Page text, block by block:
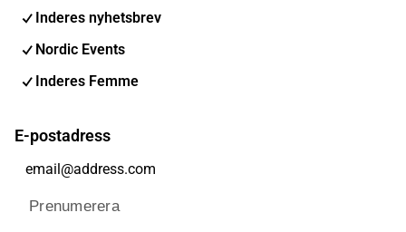
Inderes nyhetsbrev
Nordic Events
Inderes Femme
E-postadress
Prenumerera